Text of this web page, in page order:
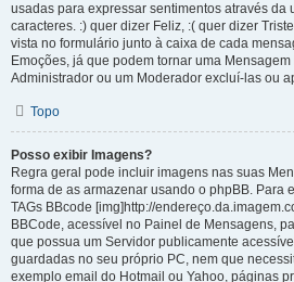
usadas para expressar sentimentos através da
caracteres. :) quer dizer Feliz, :( quer dizer
vista no formulário junto à caixa de cada
Emoções, já que podem tornar uma
Administrador ou um Moderador excluí-las ou
Topo
Posso exibir Imagens?
Regra geral pode incluir imagens nas suas
forma de as armazenar usando o phpBB. Para
TAGs BBcode [img]http://
BBCode, acessível no Painel de Mensagens,
que possua um Servidor publicamente
guardadas no seu próprio PC, nem que
exemplo email do Hotmail ou Yahoo, páginas